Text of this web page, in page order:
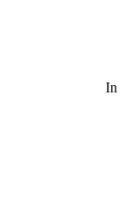
In